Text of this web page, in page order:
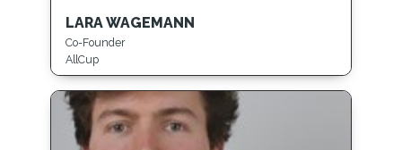
LARA WAGEMANN
Co-Founder
AllCup